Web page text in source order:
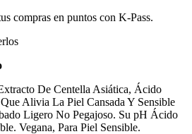
compras en puntos con K-Pass.
De Centella Asiática, Ácido
Alivia La Piel Cansada Y Sensible
Ligero No Pegajoso. Su pH Ácido
Vegana, Para Piel Sensible.